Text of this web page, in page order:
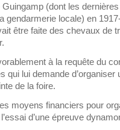
(dont les
gendarmerie locale) en
être faite des chevaux de
à la requête du
qui lui demande d’organiser
de la foire.
moyens financiers pour
d’une épreuve